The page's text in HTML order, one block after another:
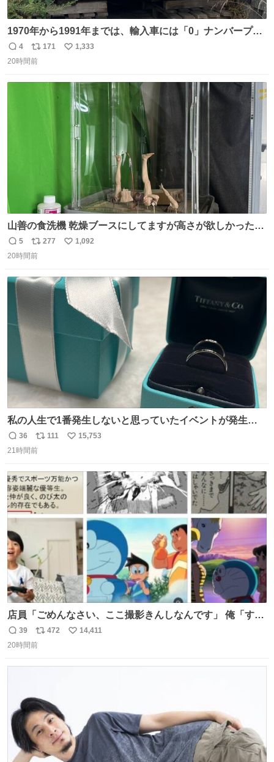
1970年から1991年までは、輸入車には「0」ナンバープレ
ートが使用されていました。 その後、この制度は廃止さ
れ、すべての「0」ナンバープレートは抹消・無効化され
着した車両が発見されました。 今でも残っていること自体
が奇跡です……。
返
信
4
リ
ポ
171
い
数
1,333
20時間前
山善の食洗機 乾燥ブースにしてますが高さが欲しかったの
でコレクションケースを置くだけのツルセコ改造 扉が手前
に開き天井の温度もしっかり上がるのでかなり使いやすく
返
信
5
リ
ポ
ト
277
い
数
1,092
20時間前
私の人生で1番発生しないと思っていたイベントが発生し
ました
返
信
36
リ
ポ
ト
数
111
い
数
15,753
21時間前
店員「ごめんなさい、ここ撮影きんしなんです」 俺「すみ
ません！すぐ消します」 店員「念のためフォルダから消し
返
信
39
リ
ポ
472
い
14,411
20時間前